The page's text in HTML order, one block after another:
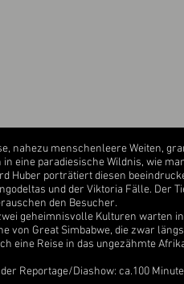
nahezu menschenleere Weiten,
eine paradiesische Wildnis, wie
Huber porträtiert diesen
und der Viktoria Fälle. Der
den Besucher.
geheimnisvolle Kulturen warten
von Great Simbabwe, die zwar
eine Reise in das ungezähmte
Reportage/Diashow: ca.100